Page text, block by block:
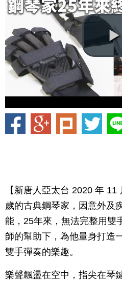
【新唐人亞太台 2020 年
歲的古典鋼琴家，因意外及
能，25年來，無法完整用雙
師的幫助下，為他量身打造
雙手彈奏的樂趣。
樂聲飄盪在空中，指尖在琴